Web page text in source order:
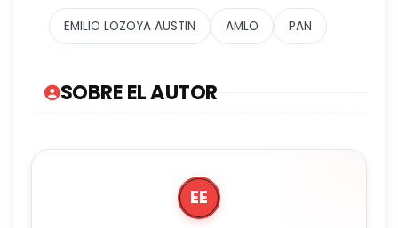
EMILIO LOZOYA AUSTIN AMLO PAN
SOBRE EL AUTOR
EE